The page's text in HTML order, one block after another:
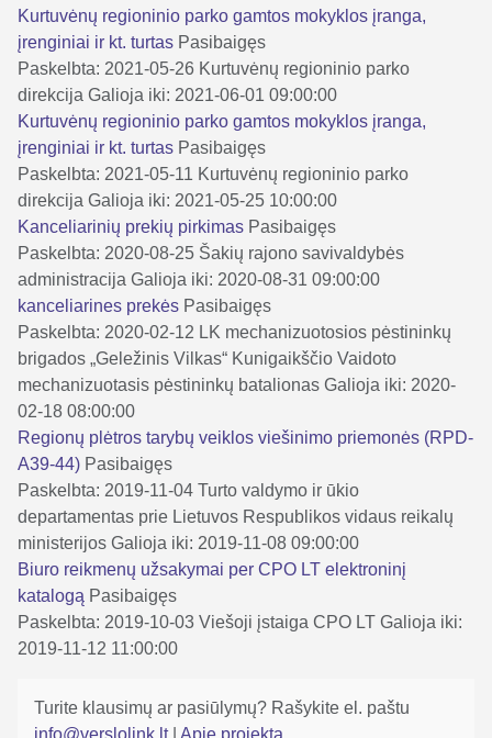
Kurtuvėnų regioninio parko gamtos mokyklos įranga,
įrenginiai ir kt. turtas Pasibaigęs
Paskelbta: 2021-05-26 Kurtuvėnų regioninio parko
direkcija Galioja iki: 2021-06-01 09:00:00
Kurtuvėnų regioninio parko gamtos mokyklos įranga,
įrenginiai ir kt. turtas Pasibaigęs
Paskelbta: 2021-05-11 Kurtuvėnų regioninio parko
direkcija Galioja iki: 2021-05-25 10:00:00
Kanceliarinių prekių pirkimas Pasibaigęs
Paskelbta: 2020-08-25 Šakių rajono savivaldybės
administracija Galioja iki: 2020-08-31 09:00:00
kanceliarines prekės Pasibaigęs
Paskelbta: 2020-02-12 LK mechanizuotosios pėstininkų
brigados „Geležinis Vilkas“ Kunigaikščio Vaidoto
mechanizuotasis pėstininkų batalionas Galioja iki: 2020-
02-18 08:00:00
Regionų plėtros tarybų veiklos viešinimo priemonės (RPD-
A39-44) Pasibaigęs
Paskelbta: 2019-11-04 Turto valdymo ir ūkio
departamentas prie Lietuvos Respublikos vidaus reikalų
ministerijos Galioja iki: 2019-11-08 09:00:00
Biuro reikmenų užsakymai per CPO LT elektroninį
katalogą Pasibaigęs
Paskelbta: 2019-10-03 Viešoji įstaiga CPO LT Galioja iki:
2019-11-12 11:00:00
Turite klausimų ar pasiūlymų? Rašykite el. paštu
info@verslolink.lt
Apie projektą